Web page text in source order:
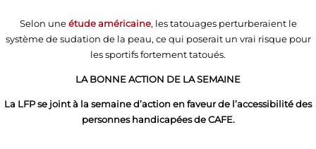
Selon uneétude américaine, les tatouages perturberaient le
système de sudation de la peau, ce qui poserait un vrai risque pour
les sportifs fortement tatoués.
LA BONNE ACTION DE LA SEMAINE
La LFP se joint à la semaine d’action en faveur de l’accessibilité des
personnes handicapées de CAFE.